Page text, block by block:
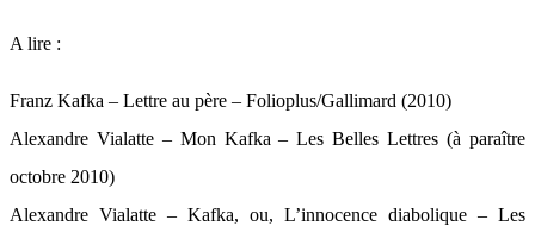
A lire :
Franz Kafka – Lettre au père – Folioplus/Gallimard (2010)
Alexandre Vialatte – Mon Kafka – Les Belles Lettres (à paraître
octobre 2010)
Alexandre Vialatte – Kafka, ou, L’innocence diabolique – Les